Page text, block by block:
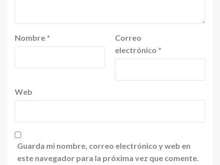
Nombre *
Correo
electrónico *
Web
Guarda mi nombre, correo electrónico y web en
este navegador para la próxima vez que comente.